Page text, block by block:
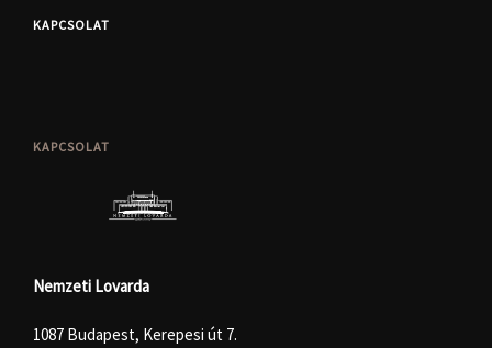
KAPCSOLAT
KAPCSOLAT
Nemzeti Lovarda
1087 Budapest, Kerepesi út 7.